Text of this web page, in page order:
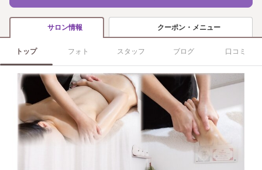
サロン情報 クーポン・メニュー
トップ フォト スタッフ ブログ 口コミ